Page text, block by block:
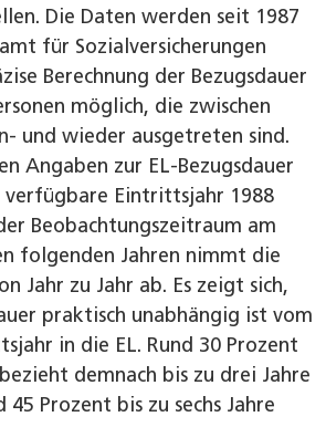
Die Daten werden seit 1987
für Sozialversicherungen
Berechnung der Bezugsdauer
möglich, die zwischen
und wieder ausgetreten sind.
Angaben zur EL-Bezugsdauer
verfügbare Eintrittsjahr 1988
Beobachtungszeitraum am
folgenden Jahren nimmt die
Jahr zu Jahr ab. Es zeigt sich,
praktisch unabhängig ist vom
in die EL. Rund 30 Prozent
demnach bis zu drei Jahre
45 Prozent bis zu sechs Jahre